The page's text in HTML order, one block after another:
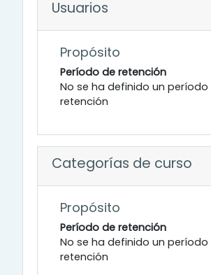
Usuarios
Propósito
Período de retención
No se ha definido un período
retención
Categorías de curso
Propósito
Período de retención
No se ha definido un período
retención